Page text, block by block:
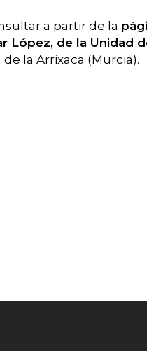
a partir de la
López, de la Unidad
la Arrixaca (Murcia).